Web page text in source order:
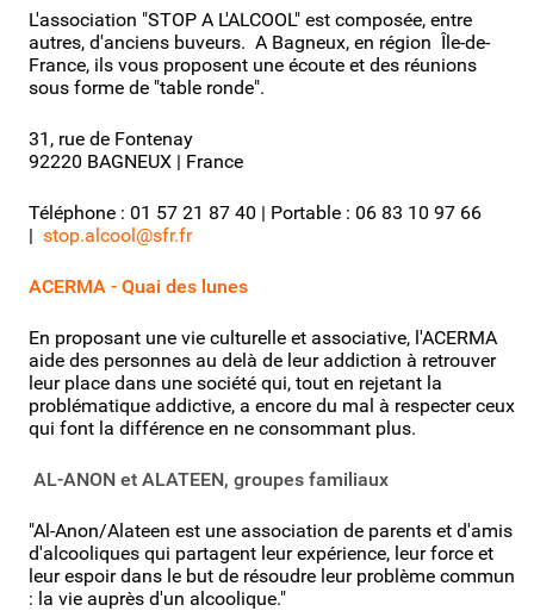
L'association "STOP A L'ALCOOL" est composée, entre
autres, d'anciens buveurs. A Bagneux, en région Île-de-
France, ils vous proposent une écoute et des réunions
sous forme de "table ronde".
31, rue de Fontenay
92220 BAGNEUX | France
Téléphone : 01 57 21 87 40 | Portable : 06 83 10 97 66
| stop.alcool@sfr.fr
ACERMA - Quai des lunes
En proposant une vie culturelle et associative, l'ACERMA
aide des personnes au delà de leur addiction à retrouver
leur place dans une société qui, tout en rejetant la
problématique addictive, a encore du mal à respecter ceux
qui font la différence en ne consommant plus.
AL-ANON et ALATEEN, groupes familiaux
"Al-Anon/Alateen est une association de parents et d'amis
d'alcooliques qui partagent leur expérience, leur force et
leur espoir dans le but de résoudre leur problème commun
: la vie auprès d'un alcoolique."